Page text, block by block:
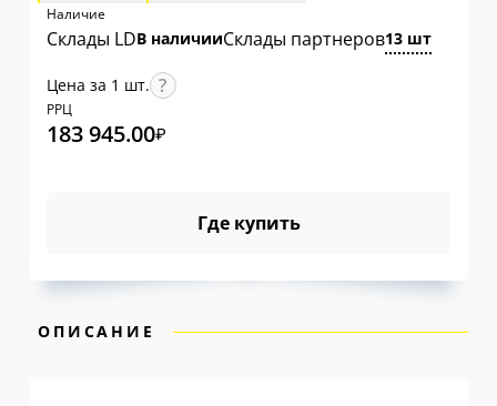
Наличие
Склады LDВ наличииСклады партнеров13 шт
Цена за 1 шт.
РРЦ
183 945.00₽
Где купить
ОПИСАНИЕ